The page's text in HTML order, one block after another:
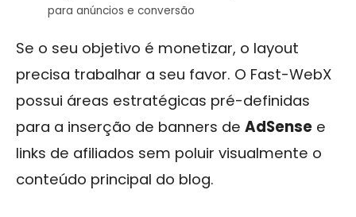
para anúncios e conversão
Se o seu objetivo é monetizar, o layout
precisa trabalhar a seu favor. O Fast-WebX
possui áreas estratégicas pré-definidas
para a inserção de banners de AdSense e
links de afiliados sem poluir visualmente o
conteúdo principal do blog.